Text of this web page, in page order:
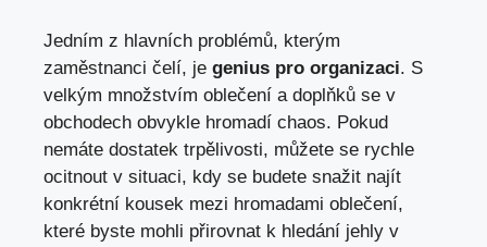
Jedním z hlavních problémů, kterým
zaměstnanci čelí, je genius pro organizaci. S
velkým množstvím oblečení a doplňků se v
obchodech obvykle hromadí chaos. Pokud
nemáte dostatek trpělivosti, můžete se rychle
ocitnout v situaci, kdy se budete snažit najít
konkrétní kousek mezi hromadami oblečení,
které byste mohli přirovnat k hledání jehly v